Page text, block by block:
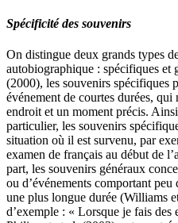
Spécificité des souvenirs
On distingue deux grands types
autobiographique : spécifiques et
(2000), les souvenirs spécifiques
événement de courtes durées, qui
endroit et un moment précis.
particulier, les souvenirs
situation où il est survenu, par
examen de français au début de
part, les souvenirs généraux
ou d’événements comportant
une plus longue durée (Williams
d’exemple : « Lorsque je fais des